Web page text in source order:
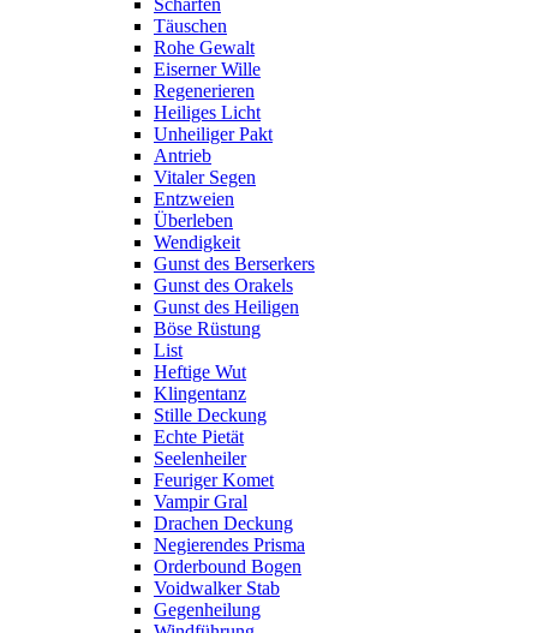
Schärfen
Täuschen
Rohe Gewalt
Eiserner Wille
Regenerieren
Heiliges Licht
Unheiliger Pakt
Antrieb
Vitaler Segen
Entzweien
Überleben
Wendigkeit
Gunst des Berserkers
Gunst des Orakels
Gunst des Heiligen
Böse Rüstung
List
Heftige Wut
Klingentanz
Stille Deckung
Echte Pietät
Seelenheiler
Feuriger Komet
Vampir Gral
Drachen Deckung
Negierendes Prisma
Orderbound Bogen
Voidwalker Stab
Gegenheilung